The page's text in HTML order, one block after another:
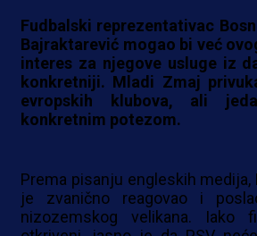
Fudbalski reprezentativac
Bajraktarević mogao bi već
interes za njegove usluge iz
konkretniji. Mladi Zmaj
evropskih klubova, ali
konkretnim potezom.
Prema pisanju engleskih
je zvanično reagovao i
nizozemskog velikana. Iako